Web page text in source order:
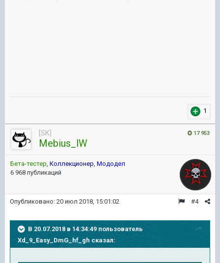
1
17 953
[SK]
Mebius_lW
Бета-тестер Коллекционер Мододел
6 968 публикаций
#4
Опубликовано: 20 июл 2018, 15:01:02
В 20.07.2018 в 14:34:49 пользователь
Xd_9_Easy_DmG_hf_gh сказал: